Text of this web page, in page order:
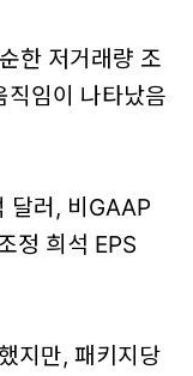
한 저거래량 조
직임이 나타났음
달러, 비GAAP
정 희석 EPS
지만, 패키지당